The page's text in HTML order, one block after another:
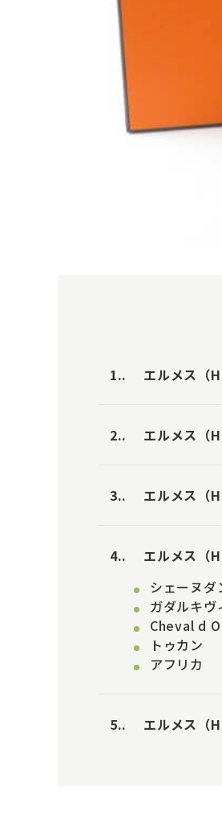
1. エルメス（
2. エルメス（
3. エルメス（
4.
エルメス（
シェーヌダ
ガダルキヴ
Cheval d
トゥカン
アフリカ
5. エルメス（